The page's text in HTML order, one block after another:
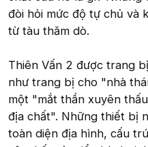
đòi hỏi mức độ tự chủ và
từ tàu thăm dò.
Thiên Vấn 2 được trang
như trang bị cho "nhà
một "mắt thần xuyên
địa chất". Những thiết bị
toàn diện địa hình, cấu